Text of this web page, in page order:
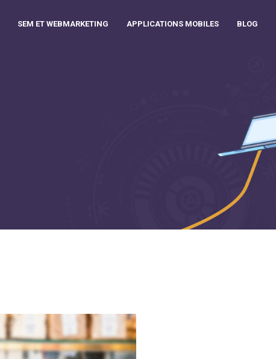
SEM ET WEBMARKETING APPLICATIONS MOBILES BLOG